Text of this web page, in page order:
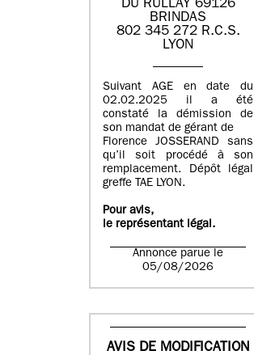
DU RULLAY 69126
BRINDAS
802 345 272 R.C.S.
LYON
Suivant AGE en date du
02.02.2025 il a été
constaté la démission de
son mandat de gérant de
Florence JOSSERAND sans
qu’il soit procédé à son
remplacement. Dépôt légal
greffe TAE LYON.
Pour avis,
le représentant légal.
Annonce parue le
05/08/2026
AVIS DE MODIFICATION